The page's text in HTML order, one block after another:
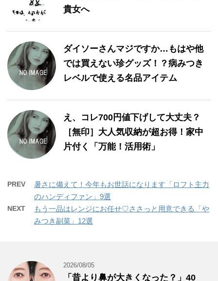
貴女へ
ダイソーさんマジですか…もはや他
では買えない珍グッズ！？病みつき
レベルで使える名品アイテム
え、コレ700円値下げして大丈夫？
［無印］大人気収納が超お得！家中
片付く「万能！活用術」
PREV
暑さに備えて！今年もお世話になります「ロフト主力
のハンディファン」9選
NEXT
もう一品はレンジにお任せ♡ささっと用意できる「や
みつき副菜」12選
2026/08/05
「昔より鼻が大きくなった？」40